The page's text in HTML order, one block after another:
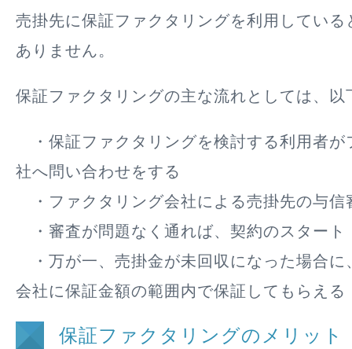
売掛先に保証ファクタリングを利用している
ありません。
保証ファクタリングの主な流れとしては、以
・保証ファクタリングを検討する利用者が
社へ問い合わせをする
・ファクタリング会社による売掛先の与信
・審査が問題なく通れば、契約のスタート
・万が一、売掛金が未回収になった場合に
会社に保証金額の範囲内で保証してもらえる
保証ファクタリングのメリット